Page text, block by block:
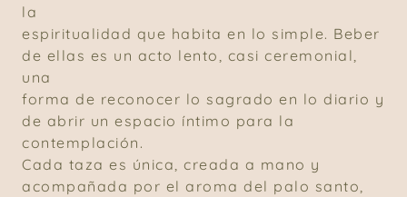
la
espiritualidad que habita en lo simple. Beber
de ellas es un acto lento, casi ceremonial,
una
forma de reconocer lo sagrado en lo diario y
de abrir un espacio íntimo para la
contemplación.
Cada taza es única, creada a mano y
acompañada por el aroma del palo santo,